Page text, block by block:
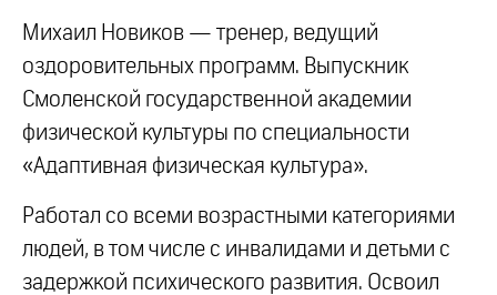
Михаил Новиков — тренер, ведущий
оздоровительных программ. Выпускник
Смоленской государственной академии
физической культуры по специальности
«Адаптивная физическая культура».
Работал со всеми возрастными категориями
людей, в том числе с инвалидами и детьми с
задержкой психического развития. Освоил